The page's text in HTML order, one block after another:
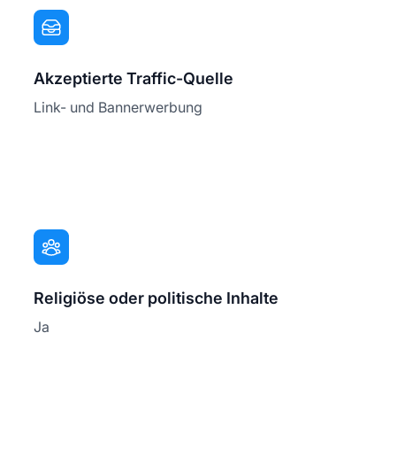
Akzeptierte Traffic-Quelle
Link- und Bannerwerbung
Religiöse oder politische Inhalte
Ja